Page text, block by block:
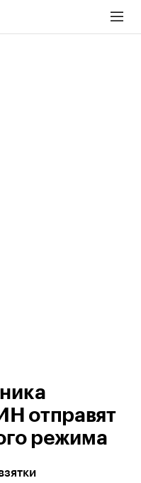
отправят
режима